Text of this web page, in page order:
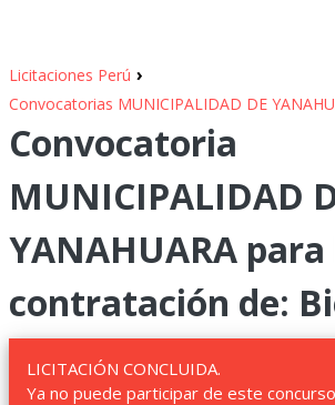
Licitaciones Perú ›
Convocatorias MUNICIPALIDAD DE
Convocatoria
MUNICIPALIDAD
YANAHUARA para
contratación de:
LICITACIÓN CONCLUIDA.
Ya no puede participar de este